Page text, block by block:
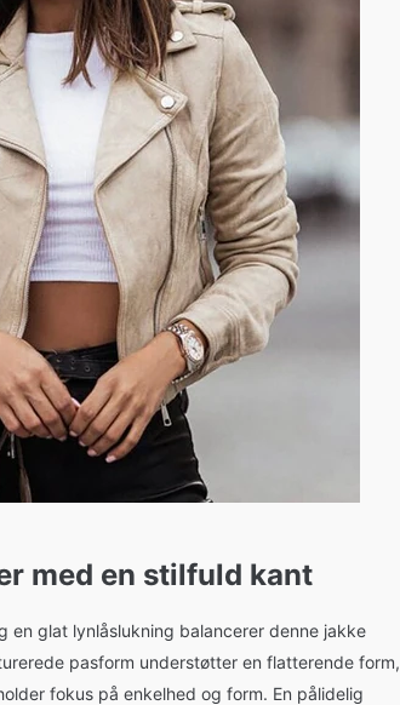
med en stilfuld kant
en glat lynlåslukning balancerer denne jakke
pasform understøtter en flatterende form,
fokus på enkelhed og form. En pålidelig